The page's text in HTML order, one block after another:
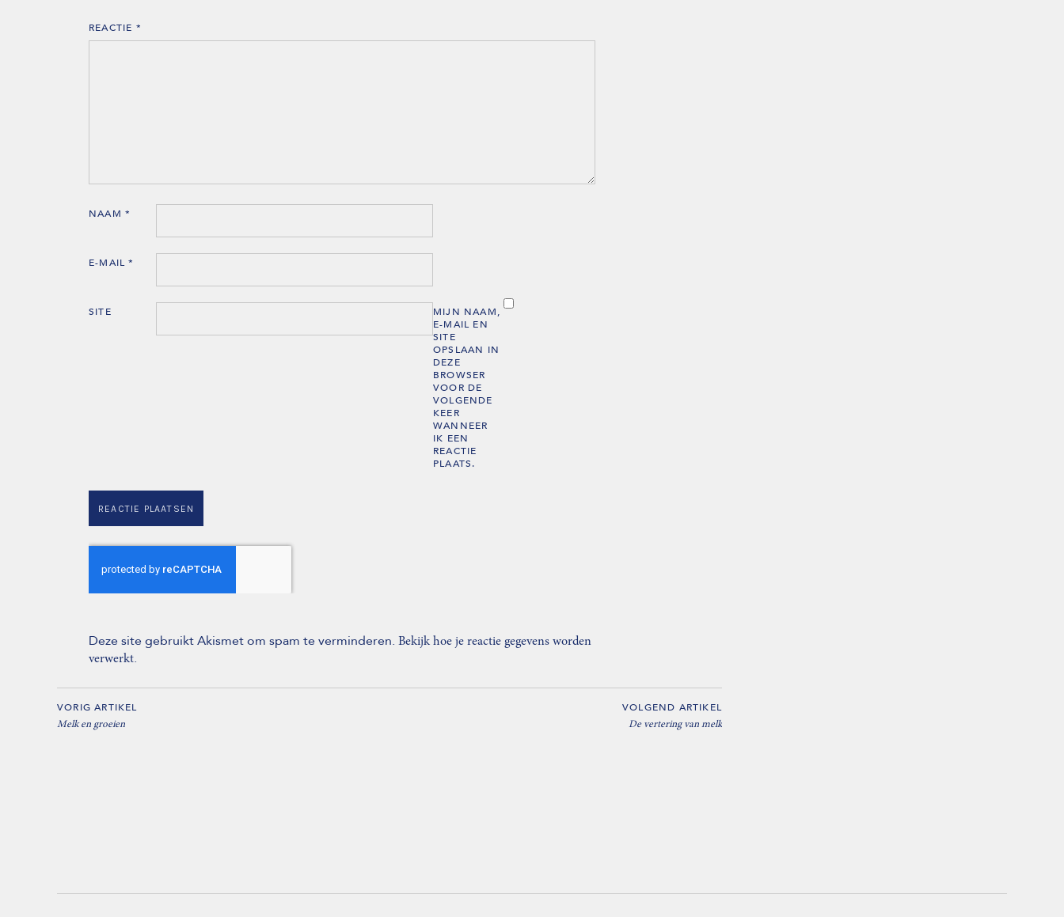
REACTIE *
NAAM *
E-MAIL*
SITE
MIJN NAAM,
E-MAIL EN
SITE
OPSLAAN IN
DEZE
BROWSER
VOOR DE
VOLGENDE
KEER
WANNEER
IK EEN
REACTIE
PLAATS.
Deze site gebruikt Akismet om spam te verminderen. Bekijk hoe je reactie gegevens worden
verwerkt.
VORIG ARTIKEL
Melk en groeien
VOLGEND ARTIKEL
De vertering van melk